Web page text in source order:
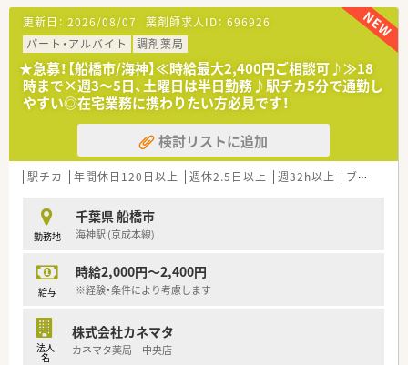
≪こんな会社です≫
■千葉県内で12店舗の調剤薬局を展開しており、地域に密着し
た医療サービスを提供しています。
■特に在宅医療に力を入れており、中でも専門性の高い終末期医
療について深く学べる環境です。
■近隣エリアに複数店舗があるため、ラウンダー薬剤師による手
厚いフォロー体制が整っています。
■今後も新規出店を計画しており、会社の成長と共に薬剤師とし
て大きく成長できる環境です。
■電子薬歴や散剤監査システムは全店舗で導入…社員が安心し
て業務に取り組めるよう設備が充実しています。
更新日： 2026/08/07 薬剤師求人ID： 696926
パート・アルバイト
調剤薬局
★急募！【船橋市/海神】≪時給最大2,400円ご相談可♪≫18
時まで×週3～5日、土曜日は半日勤務♪駅チカ5分で通勤し
やすい◎在宅業務に携わりたい方必見です！
検討リストに追加
駅チカ 年間休日120日以上 週休2.5日以上 週32h以上 ブランク可
勤務地
千葉県 船橋市
海神駅 (京成本線)
給与
時給2,000円～2,400円
※経験・条件により考慮します
法人
名
株式会社カネマタ
カネマタ薬局 中央店